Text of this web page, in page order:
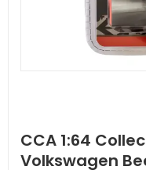
CCA 1:64
Volkswagen